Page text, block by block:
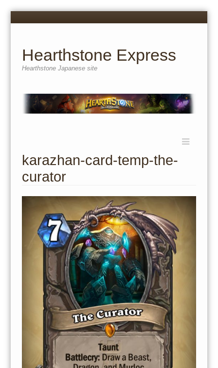
Menu
Hearthstone Express
Hearthstone Japanese site
content
karazhan-card-temp-the-
curator